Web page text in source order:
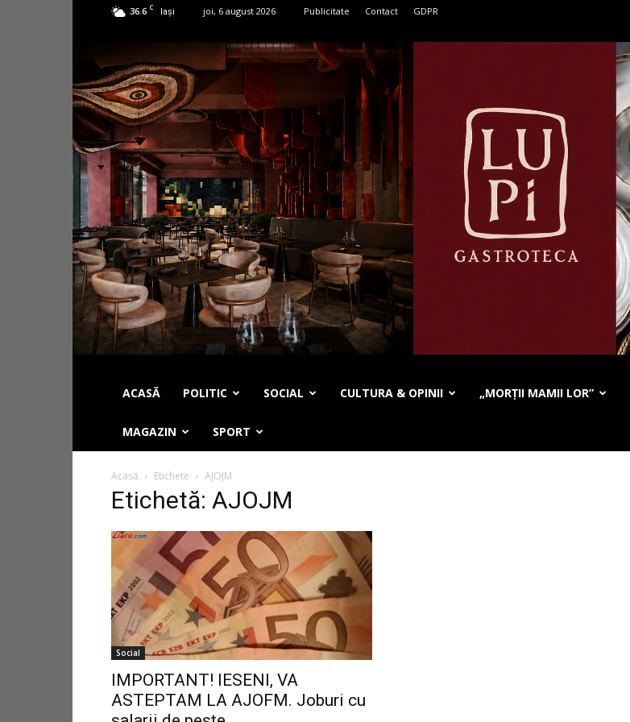
36.6 C Iași joi, 6 august 2026 Publicitate Contact GDPR
ACASĂ POLITIC SOCIAL CULTURA & OPINII „MORȚII MAMII LOR”
MAGAZIN SPORT
Acasă Etichete AJOJM
Etichetă: AJOJM
Social
IMPORTANT! IESENI, VA
ASTEPTAM LA AJOFM. Joburi cu